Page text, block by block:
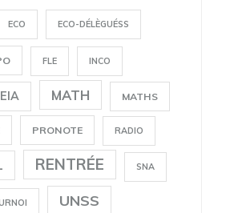
ECO ECO-DÉLÈGUÉSS
FLE INCO
MATH MATHS
PRONOTE RADIO
RENTRÉE SNA
UNSS